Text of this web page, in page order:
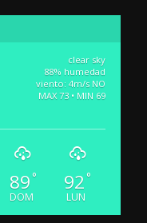
clear sky
88% humedad
viento: 4m/s NO
MAX 73 • MIN 69
89 °
DOM
92 °
LUN